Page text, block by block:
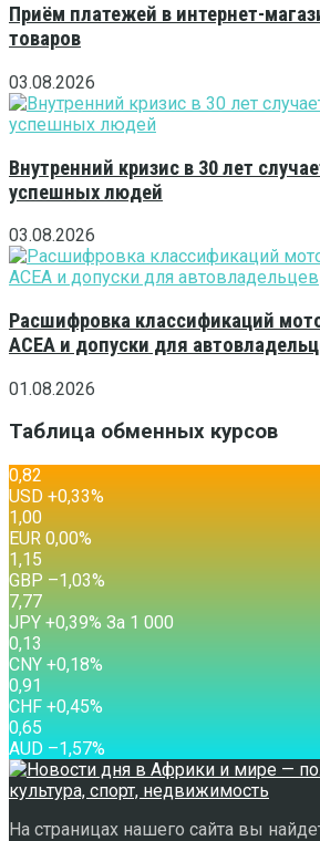
Приём платежей в интернет-
товаров
03.08.2026
Внутренний кризис в 30 лет
успешных людей
03.08.2026
Расшифровка классификаций
ACEA и допуски для
01.08.2026
Таблица обменных курсов
0,82
USD +0,33%
1,00
EUR 0,00%
1,15
GBP –1,03%
7,77
JPY +0,39% За 1 000
0,13
CNY +0,18%
0,91
CHF +0,45%
0,65
AUD –1,57%
На страницах нашего сайта вы